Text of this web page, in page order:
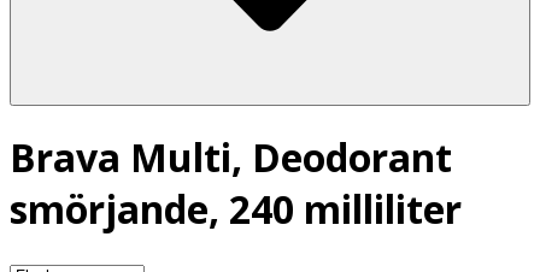
Brava Multi, Deodorant
smörjande, 240 milliliter